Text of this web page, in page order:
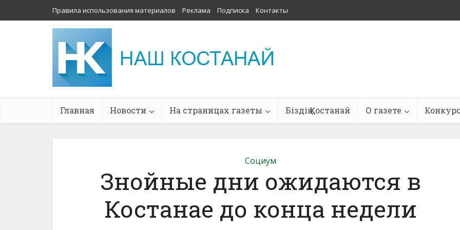
Правила использования материалов Реклама Подписка Контакты
Главная Новости На страницах газеты Біздің Қостанай О газете
Социум
Знойные дни ожидаются в
Костанае до конца недели